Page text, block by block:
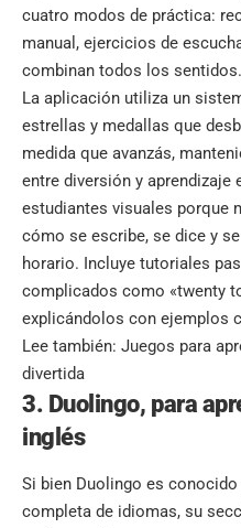
cuatro modos de práctica:
manual, ejercicios de
combinan todos los sentidos.
La aplicación utiliza un
estrellas y medallas que
medida que avanzás,
entre diversión y aprendizaje
estudiantes visuales porque
cómo se escribe, se dice y
horario. Incluye tutoriales
complicados como «twenty
explicándolos con ejemplos
Lee también: Juegos para
divertida
3. Duolingo, para
inglés
Si bien Duolingo es
completa de idiomas, su